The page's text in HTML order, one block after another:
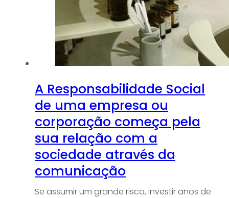
A Responsabilidade Social
de uma empresa ou
corporação começa pela
sua relação com a
sociedade através da
comunicação
Se assumir um grande risco, investir anos de